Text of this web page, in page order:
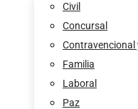
Civil
Concursal
Contravencional
Familia
Laboral
Paz